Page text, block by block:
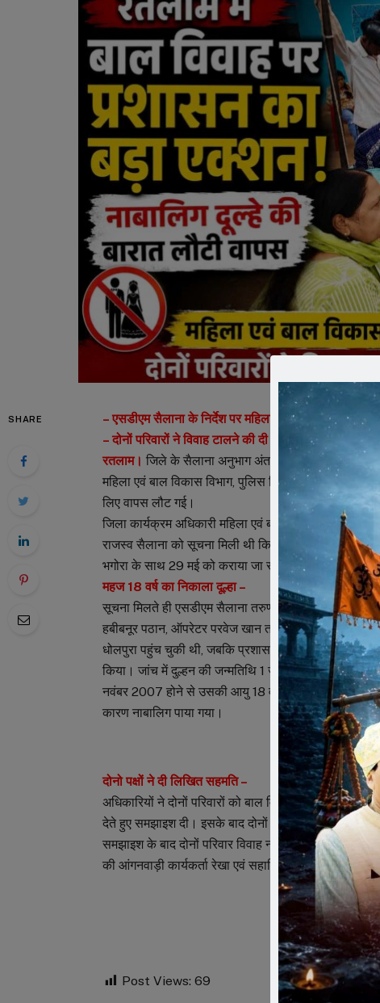
SHARE
– एसडीएम सैलाना के निर्देश पर महिला एवं बाल विकास
– दोनों परिवारों ने विवाह टालने की दी लिखित सहमति
रतलाम। जिले के सैलाना अनुभाग अंतर्गत ग्राम धोलपुरा में
महिला एवं बाल विकास विभाग, पुलिस विभाग तथा राजस्व
लिए वापस लौट गई।
जिला कार्यक्रम अधिकारी महिला एवं बाल विकास विभाग
राजस्व सैलाना को सूचना मिली थी कि ग्राम धोलपुरा निवासी
भगोरा के साथ 29 मई को कराया जा रहा है।
महज 18 वर्ष का निकाला दूल्हा –
सूचना मिलते ही एसडीएम सैलाना तरुण जैन के निर्देश पर
हबीबनूर पठान, ऑपरेटर परवेज खान तथा पुलिस विभाग की
धोलपुरा पहुंच चुकी थी, जबकि प्रशासनिक टीम सुबह 6 बजे
किया। जांच में दुल्हन की जन्मतिथि 1 जुलाई 2007 पाई गई,
नवंबर 2007 होने से उसकी आयु 18 वर्ष 6 माह पाई गई। इस
कारण नाबालिग पाया गया।
दोनो पक्षों ने दी लिखित सहमति –
अधिकारियों ने दोनों परिवारों को बाल विवाह प्रतिषेध
देते हुए समझाइश दी। इसके बाद दोनों पक्षों ने लिखित रूप से
समझाइश के बाद दोनों परिवार विवाह नहीं करने पर सहमत हो
की आंगनवाड़ी कार्यकर्ता रेखा एवं सहायिका कैलाशी भी उपस्थित
Post Views: 69